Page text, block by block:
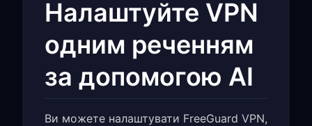
Налаштуйте VPN
одним реченням
за допомогою AI
Ви можете налаштувати FreeGuard VPN,